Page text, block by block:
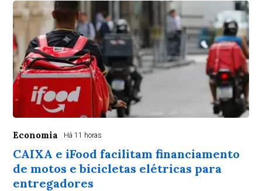
Economia Há 11 horas
CAIXA e iFood facilitam financiamento
de motos e bicicletas elétricas para
entregadores